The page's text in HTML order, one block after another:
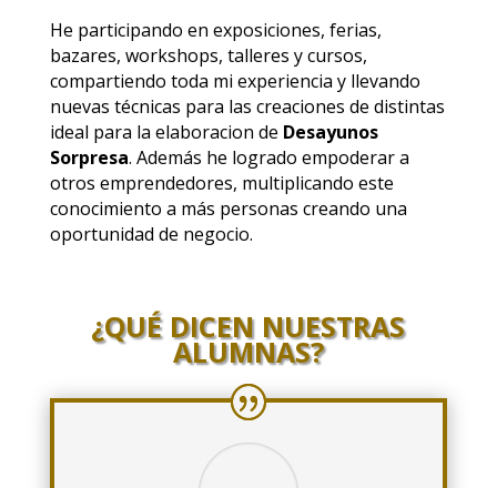
He participando en exposiciones, ferias,
bazares, workshops, talleres y cursos,
compartiendo toda mi experiencia y llevando
nuevas técnicas para las creaciones de distintas
ideal para la elaboracion de Desayunos
Sorpresa. Además he logrado empoderar a
otros emprendedores, multiplicando este
conocimiento a más personas creando una
oportunidad de negocio.
¿QUÉ DICEN NUESTRAS
ALUMNAS?